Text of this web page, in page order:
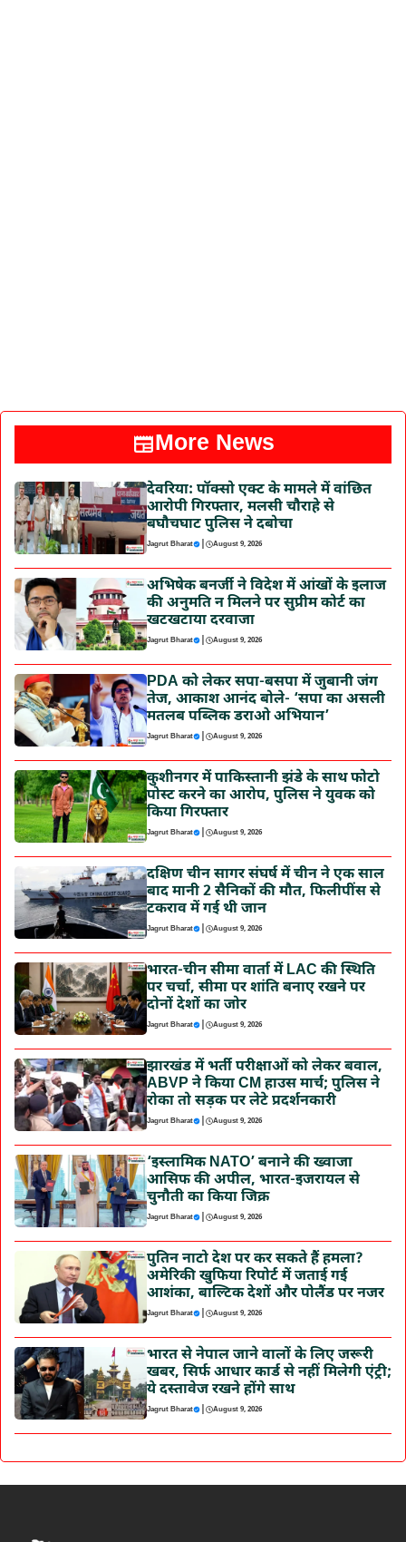
More News
देवरिया: पॉक्सो एक्ट के मामले में वांछित
आरोपी गिरफ्तार, मलसी चौराहे से
बघौचघाट पुलिस ने दबोचा
Jagrut Bharat | August 9, 2026
अभिषेक बनर्जी ने विदेश में आंखों के इलाज
की अनुमति न मिलने पर सुप्रीम कोर्ट का
खटखटाया दरवाजा
Jagrut Bharat | August 9, 2026
PDA को लेकर सपा-बसपा में जुबानी जंग
तेज, आकाश आनंद बोले- ‘सपा का असली
मतलब पब्लिक डराओ अभियान’
Jagrut Bharat | August 9, 2026
कुशीनगर में पाकिस्तानी झंडे के साथ फोटो
पोस्ट करने का आरोप, पुलिस ने युवक को
किया गिरफ्तार
Jagrut Bharat | August 9, 2026
दक्षिण चीन सागर संघर्ष में चीन ने एक साल
बाद मानी 2 सैनिकों की मौत, फिलीपींस से
टकराव में गई थी जान
Jagrut Bharat | August 9, 2026
भारत-चीन सीमा वार्ता में LAC की स्थिति
पर चर्चा, सीमा पर शांति बनाए रखने पर
दोनों देशों का जोर
Jagrut Bharat | August 9, 2026
झारखंड में भर्ती परीक्षाओं को लेकर बवाल,
ABVP ने किया CM हाउस मार्च; पुलिस ने
रोका तो सड़क पर लेटे प्रदर्शनकारी
Jagrut Bharat | August 9, 2026
‘इस्लामिक NATO’ बनाने की ख्वाजा
आसिफ की अपील, भारत-इजरायल से
चुनौती का किया जिक्र
Jagrut Bharat | August 9, 2026
पुतिन नाटो देश पर कर सकते हैं हमला?
अमेरिकी खुफिया रिपोर्ट में जताई गई
आशंका, बाल्टिक देशों और पोलैंड पर नजर
Jagrut Bharat | August 9, 2026
भारत से नेपाल जाने वालों के लिए जरूरी
खबर, सिर्फ आधार कार्ड से नहीं मिलेगी एंट्री;
ये दस्तावेज रखने होंगे साथ
Jagrut Bharat | August 9, 2026